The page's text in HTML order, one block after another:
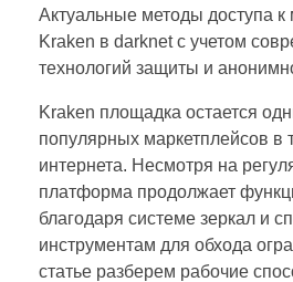
Актуальные методы доступа к
Kraken в darknet с учетом
технологий защиты и
Kraken площадка остается
популярных маркетплейсов в
интернета. Несмотря на
платформа продолжает
благодаря системе зеркал и
инструментам для обхода
статье разберем рабочие